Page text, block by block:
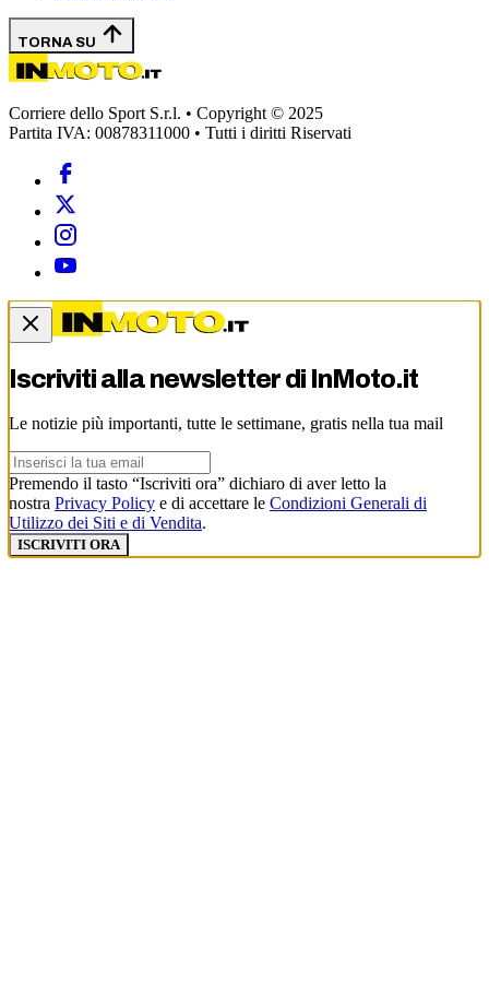
TORNA SU
Corriere dello Sport S.r.l. • Copyright © 2025
Partita IVA: 00878311000 • Tutti i diritti Riservati
Iscriviti alla newsletter di InMoto.it
Le notizie più importanti, tutte le settimane, gratis nella tua mail
Premendo il tasto “Iscriviti ora” dichiaro di aver letto la
nostra Privacy Policy e di accettare le Condizioni Generali di
Utilizzo dei Siti e di Vendita.
ISCRIVITI ORA